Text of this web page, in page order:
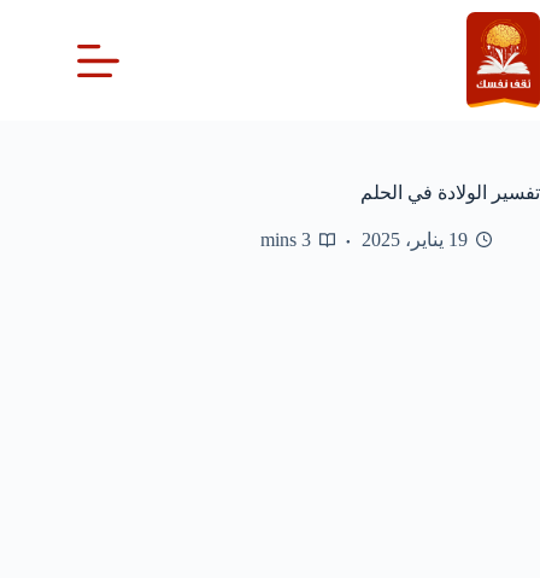
التجاوز
إلى
المحتوى
تفسير الولادة في الحلم
19 يناير، 2025 3 mins